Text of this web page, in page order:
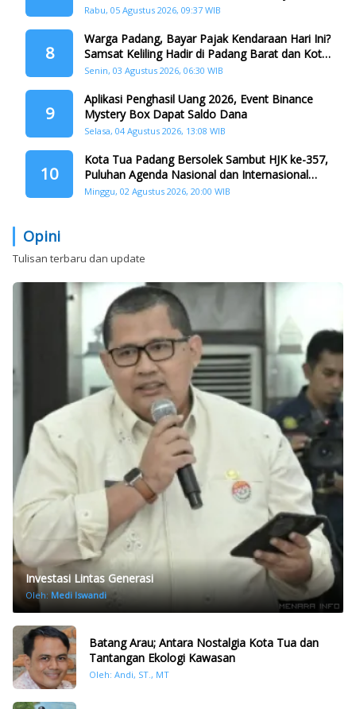
Rabu, 05 Agustus 2026, 09:37 WIB
8
Warga Padang, Bayar Pajak Kendaraan Hari Ini?
Samsat Keliling Hadir di Padang Barat dan Koto
Tangah
Senin, 03 Agustus 2026, 06:30 WIB
9
Aplikasi Penghasil Uang 2026, Event Binance
Mystery Box Dapat Saldo Dana
Selasa, 04 Agustus 2026, 13:08 WIB
10
Kota Tua Padang Bersolek Sambut HJK ke-357,
Puluhan Agenda Nasional dan Internasional
Siap Digelar
Minggu, 02 Agustus 2026, 20:00 WIB
Opini
Tulisan terbaru dan update
Investasi Lintas Generasi
Oleh: Medi Iswandi
Batang Arau; Antara Nostalgia Kota Tua dan
Tantangan Ekologi Kawasan
Oleh: Andi, ST., MT